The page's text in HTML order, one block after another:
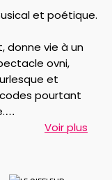
et poétique.
donne vie à un
ovni,
et
pourtant
rayonner
entière. Avec
Voir plus